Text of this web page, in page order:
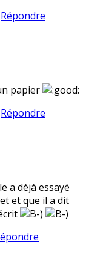
Répondre
papier
Répondre
a déjà essayé
et que il a dit